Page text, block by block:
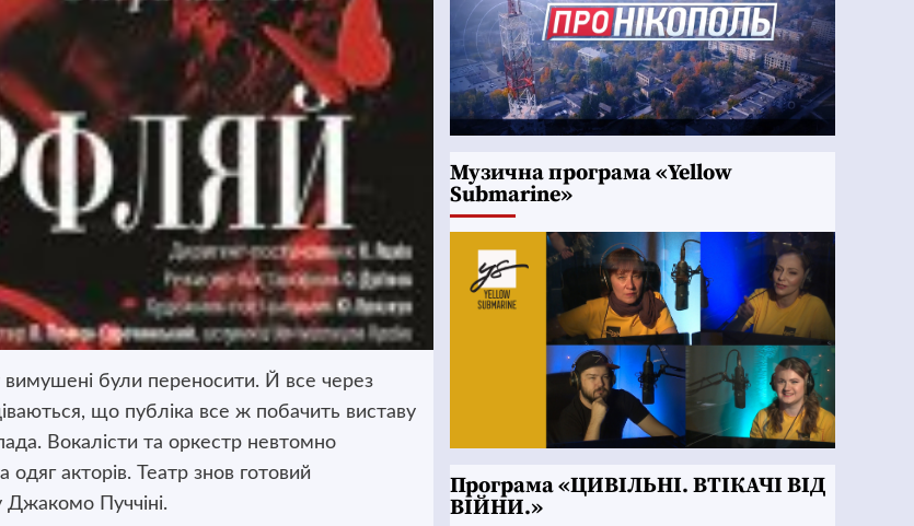
вимушені були переносити. Й все через
що публіка все ж побачить виставу
Вокалісти та оркестр невтомно
акторів. Театр знов готовий
Джакомо Пуччіні.
Музична програма «Yellow
Submarine»
Програма «ЦИВІЛЬНІ. ВТІКАЧІ ВІД
ВІЙНИ.»